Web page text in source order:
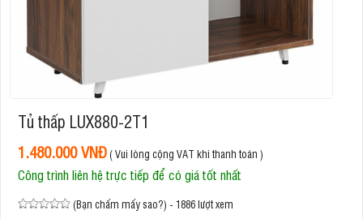
Tủ thấp LUX880-2T1
1.480.000 VNĐ( Vui lòng cộng VAT khi thanh toán )
Công trình liên hệ trực tiếp để có giá tốt nhất
(Bạn chấm mấy sao?) - 1886 lượt xem